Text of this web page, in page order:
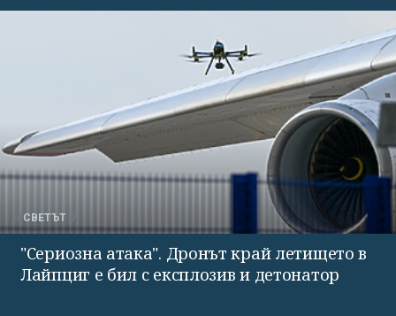
СВЕТЪТ
"Сериозна атака". Дронът край летището в
Лайпциг е бил с експлозив и детонатор